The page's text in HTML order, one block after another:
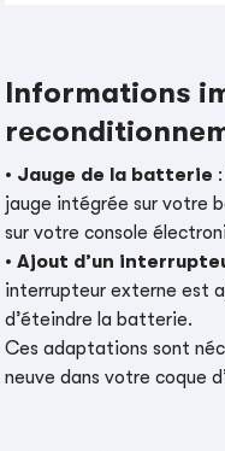
Informations
• Jauge de la batterie
jauge intégrée sur votre
sur votre console
•Ajout d’un
interrupteur externe est
d’éteindre la batterie.
Ces adaptations sont
neuve dans votre coque